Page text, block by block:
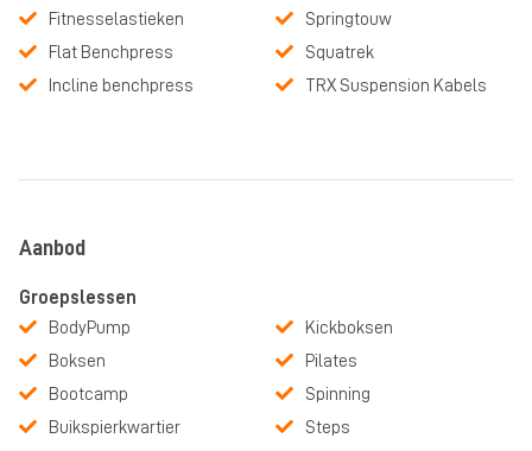
Fitnesselastieken
Flat Benchpress
Incline benchpress
Springtouw
Squatrek
TRX Suspension Kabels
Aanbod
Groepslessen
BodyPump
Boksen
Bootcamp
Buikspierkwartier
Kickboksen
Pilates
Spinning
Steps